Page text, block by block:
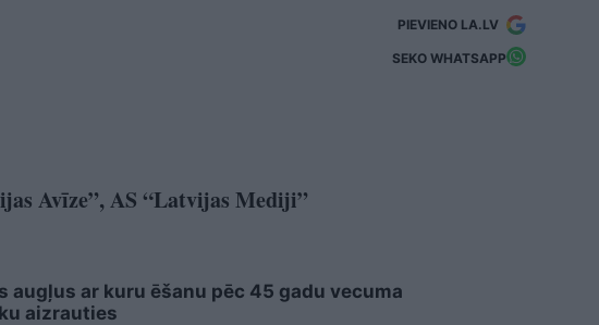
PIEVIENO LA.LV
SEKO WHATSAPP
Avīze”, AS “Latvijas Mediji”
augļus ar kuru ēšanu pēc 45 gadu vecuma
aizrauties